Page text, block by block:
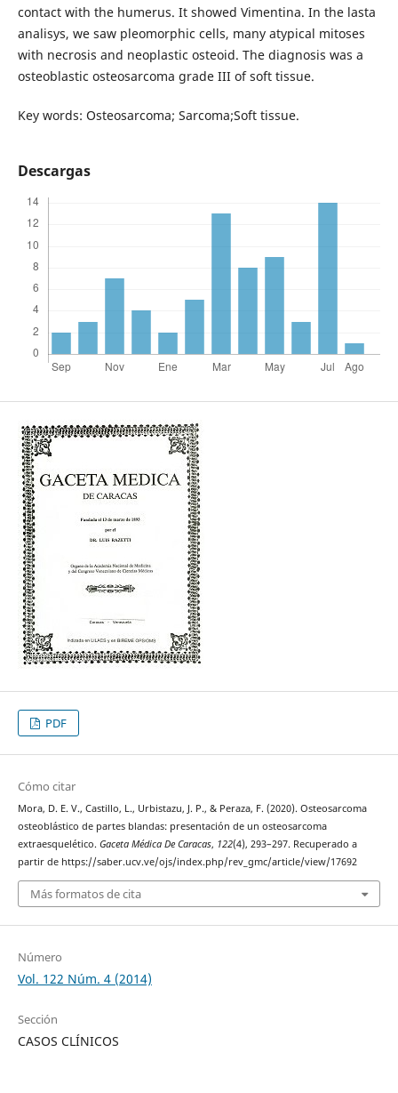
contact with the humerus. It showed Vimentina. In the lasta
analisys, we saw pleomorphic cells, many atypical mitoses
with necrosis and neoplastic osteoid. The diagnosis was a
osteoblastic osteosarcoma grade III of soft tissue.
Key words: Osteosarcoma; Sarcoma;Soft tissue.
Descargas
PDF
Cómo citar
Mora, D. E. V., Castillo, L., Urbistazu, J. P., & Peraza, F. (2020). Osteosarcoma
osteoblástico de partes blandas: presentación de un osteosarcoma
extraesquelético. Gaceta Médica De Caracas, 122(4), 293–297. Recuperado a
partir de https://saber.ucv.ve/ojs/index.php/rev_gmc/article/view/17692
Más formatos de cita
Número
Vol. 122 Núm. 4 (2014)
Sección
CASOS CLÍNICOS